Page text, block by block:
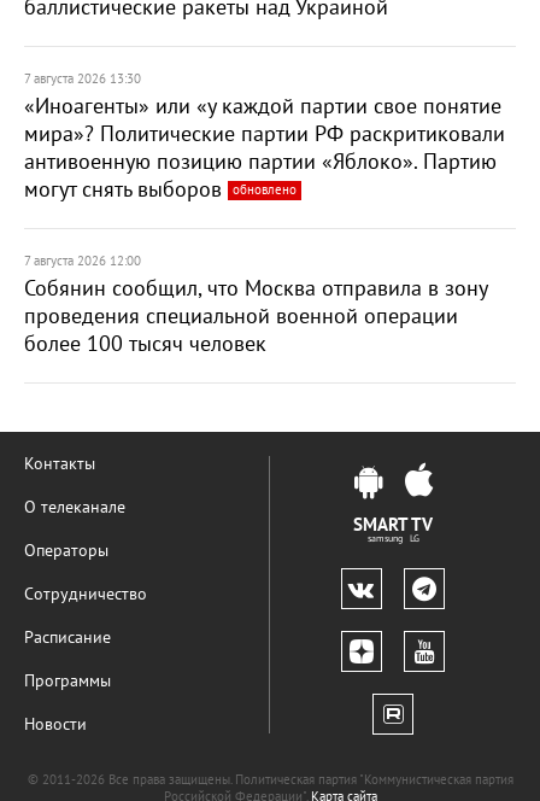
баллистические ракеты над Украиной
7 августа 2026 13:30
«Иноагенты» или «у каждой партии свое понятие
мира»? Политические партии РФ раскритиковали
антивоенную позицию партии «Яблоко». Партию
могут снять выборов
обновлено
7 августа 2026 12:00
Собянин сообщил, что Москва отправила в зону
проведения специальной военной операции
более 100 тысяч человек
Контакты
О телеканале
Операторы
Сотрудничество
Расписание
Программы
Новости
SMART TV
samsung LG
© 2011-2026 Все права защищены. Политическая партия "Коммунистическая партия
Российской Федерации". Карта сайта